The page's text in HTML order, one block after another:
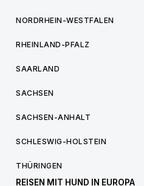
NORDRHEIN-WESTFALEN
RHEINLAND-PFALZ
SAARLAND
SACHSEN
SACHSEN-ANHALT
SCHLESWIG-HOLSTEIN
THÜRINGEN
REISEN MIT HUND IN EUROPA